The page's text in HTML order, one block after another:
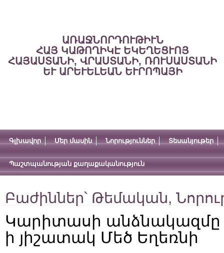
ԱՌԱՋՆՈՐԴՈՒԹԻՒՆ
ՀԱՅ ԿԱԹՈՂԻԿԷ ԵԿԵՂԵՑՒՈՅ
ՀԱՅԱՍՏԱՆԻ, ՎՐԱՍՏԱՆԻ, ՌՈՒՍԱՍՏԱՆԻ
ԵՒ ԱՐԵՒԵԼԵԱՆ ԵՒՐՈՊԱՅԻ
Գլխավոր Մեր մասին Նորություններ Տեսանյութեր
Պաշտպանության քաղաքականություն
Բաժիններ՝ Թեմական,
Կարիտասի անձնակազմը
ի յիշատակ Մեծ Եղեռնի